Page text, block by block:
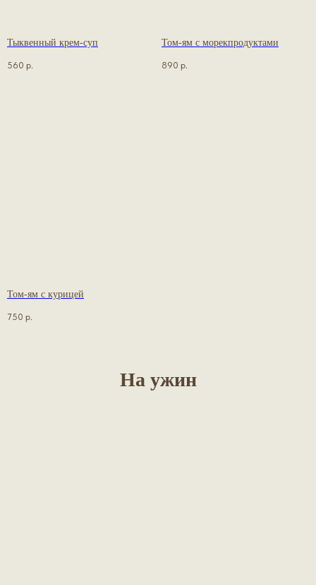
Тыквенный крем-суп
560 р.
Том-ям с морекпродуктами
890 р.
Том-ям с курицей
750 р.
На ужин